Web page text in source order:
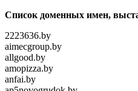
Список доменных имен,
2223636.by
aimecgroup.by
allgood.by
amopizza.by
anfai.by